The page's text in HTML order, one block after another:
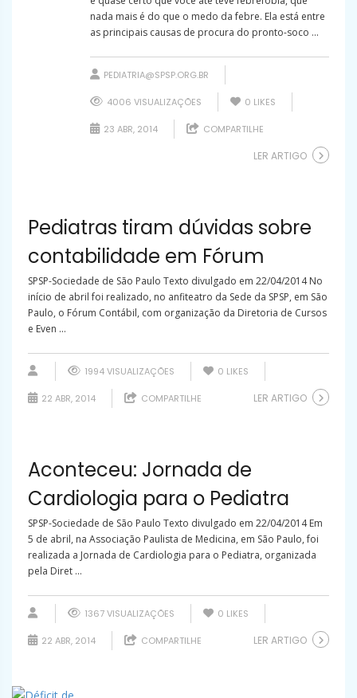
nada mais é do que o medo da febre. Ela está entre
as principais causas de procura do pronto-soco ...
PEDIATRIA@SPSP.ORG.BR
4006 VISUALIZAÇÕES 0 LIKES
23 ABR, 2014 COMPARTILHE
LER ARTIGO
Pediatras tiram dúvidas sobre
contabilidade em Fórum
SPSP-Sociedade de São Paulo Texto divulgado em 22/04/2014 No
início de abril foi realizado, no anfiteatro da Sede da SPSP, em São
Paulo, o Fórum Contábil, com organização da Diretoria de Cursos
e Even ...
1994 VISUALIZAÇÕES 0 LIKES
22 ABR, 2014 COMPARTILHE LER ARTIGO
Aconteceu: Jornada de
Cardiologia para o Pediatra
SPSP-Sociedade de São Paulo Texto divulgado em 22/04/2014 Em
5 de abril, na Associação Paulista de Medicina, em São Paulo, foi
realizada a Jornada de Cardiologia para o Pediatra, organizada
pela Diret ...
1367 VISUALIZAÇÕES 0 LIKES
22 ABR, 2014 COMPARTILHE LER ARTIGO